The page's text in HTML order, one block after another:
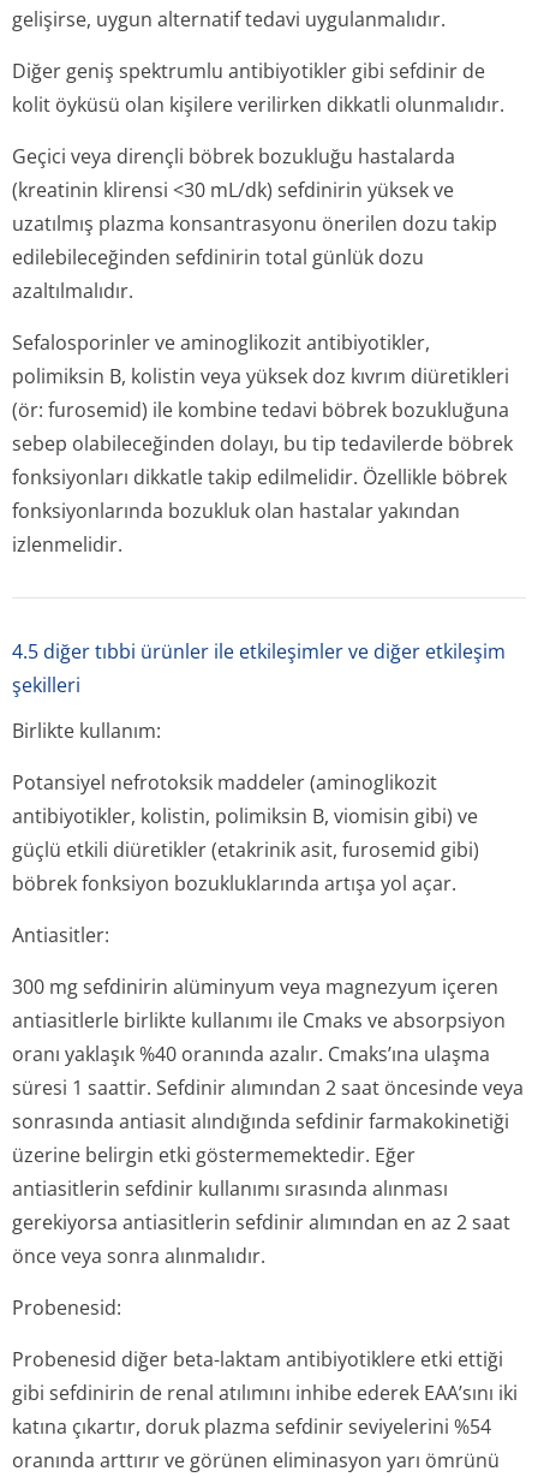
gelişirse, uygun alternatif tedavi uygulanmalıdır.
Diğer geniş spektrumlu antibiyotikler gibi sefdinir de
kolit öyküsü olan kişilere verilirken dikkatli olunmalıdır.
Geçici veya dirençli böbrek bozukluğu hastalarda
(kreatinin klirensi <30 mL/dk) sefdinirin yüksek ve
uzatılmış plazma konsantrasyonu önerilen dozu takip
edilebileceğinden sefdinirin total günlük dozu
azaltılmalıdır.
Sefalosporinler ve aminoglikozit antibiyotikler,
polimiksin B, kolistin veya yüksek doz kıvrım diüretikleri
(ör: furosemid) ile kombine tedavi böbrek bozukluğuna
sebep olabileceğinden dolayı, bu tip tedavilerde böbrek
fonksiyonları dikkatle takip edilmelidir. Özellikle böbrek
fonksiyonlarında bozukluk olan hastalar yakından
izlenmelidir.
4.5 diğer tıbbi ürünler ile etkileşimler ve diğer etkileşim
şekilleri
Birlikte kullanım:
Potansiyel nefrotoksik maddeler (aminoglikozit
antibiyotikler, kolistin, polimiksin B, viomisin gibi) ve
güçlü etkili diüretikler (etakrinik asit, furosemid gibi)
böbrek fonksiyon bozukluklarında artışa yol açar.
Antiasitler:
300 mg sefdinirin alüminyum veya magnezyum içeren
antiasitlerle birlikte kullanımı ile Cmaks ve absorpsiyon
oranı yaklaşık %40 oranında azalır. Cmaks’ına ulaşma
süresi 1 saattir. Sefdinir alımından 2 saat öncesinde veya
sonrasında antiasit alındığında sefdinir farmakokinetiği
üzerine belirgin etki göstermemektedir. Eğer
antiasitlerin sefdinir kullanımı sırasında alınması
gerekiyorsa antiasitlerin sefdinir alımından en az 2 saat
önce veya sonra alınmalıdır.
Probenesid:
Probenesid diğer beta-laktam antibiyotiklere etki ettiği
gibi sefdinirin de renal atılımını inhibe ederek EAA’sını iki
katına çıkartır, doruk plazma sefdinir seviyelerini %54
oranında arttırır ve görünen eliminasyon yarı ömrünü